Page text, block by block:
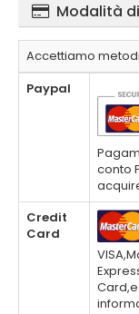
Modalità
Accettiamo
Paypal
conto
Credit
Card